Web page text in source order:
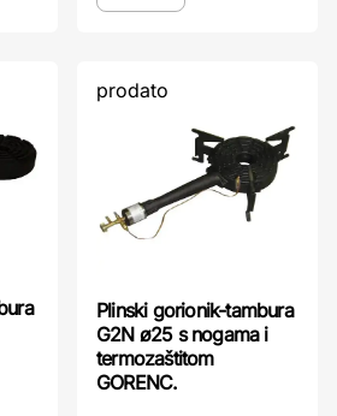
prodato
Plinski gorionik-tambura
G2N ø25 s nogama i
termozaštitom
GORENC.